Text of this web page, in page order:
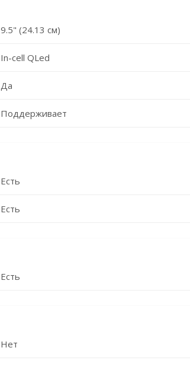
9.5" (24.13 см)
In-cell QLed
Да
Поддерживает
Есть
Есть
Есть
Нет